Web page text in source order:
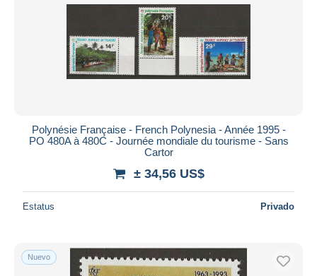
Polynésie Française - French Polynesia - Année 1995 -
PO 480A à 480C - Journée mondiale du tourisme - Sans
Cartor
± 34,56 US$
Estatus Privado
Nuevo